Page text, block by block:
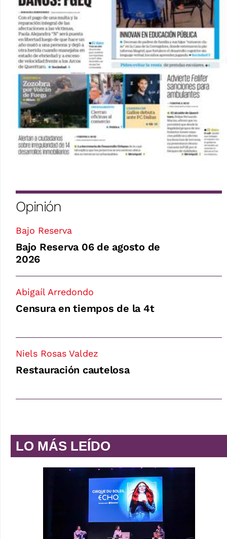
Opinión
Bajo Reserva
Bajo Reserva 06 de agosto de
2026
Abigaíl Arredondo
Censura en tiempos de la 4t
Niels Rosas Valdez
Restauración cautelosa
LO MÁS LEÍDO